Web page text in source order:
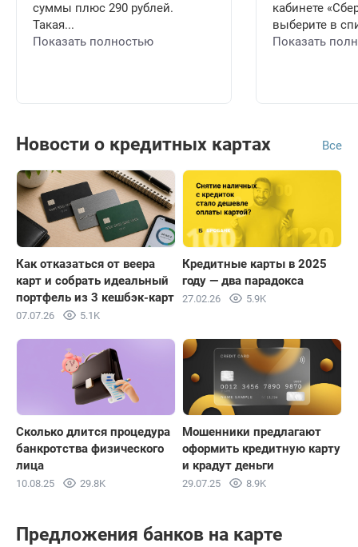
суммы плюс 290 рублей.
Такая...
Показать полностью
кабинете
выберите в
Показать
Новости о кредитных картах Все
Как отказаться от веера
карт и собрать идеальный
портфель из 3 кешбэк-карт
07.07.26 5.1K
Кредитные карты в 2025
году — два парадокса
27.02.26 5.9K
Сколько длится процедура
банкротства физического
лица
10.08.25 29.8K
Мошенники предлагают
оформить кредитную карту
и крадут деньги
29.07.25 8.9K
Предложения банков на карте